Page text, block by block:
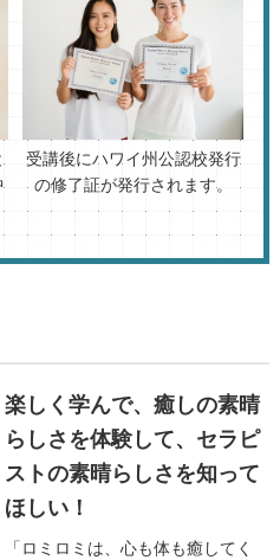
受講後にハワイ州公認校発行
の修了証が発行されます。
楽しく学んで、癒しの素晴
らしさを体験して、セラピ
ストの素晴らしさを知って
ほしい！
「ロミロミは、心も体も癒してく